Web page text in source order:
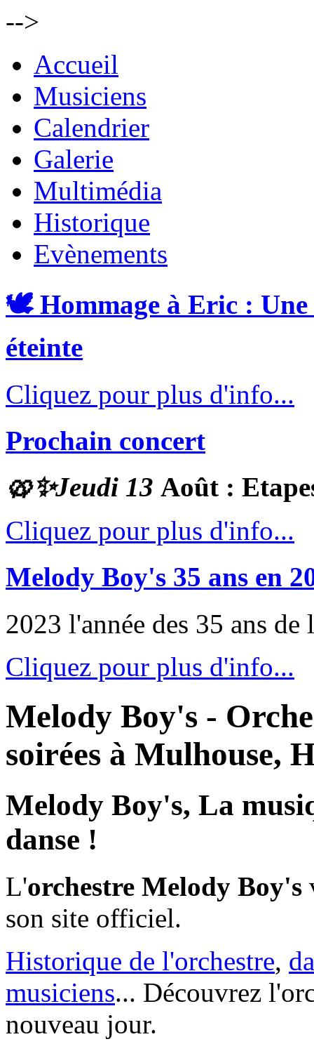
-->
Accueil
Musiciens
Calendrier
Galerie
Multimédia
Historique
Evènements
🕊️ Hommage à Eric : Une
éteinte
Cliquez pour plus d'info...
Prochain concert
🥨✨Jeudi 13 Août :
Cliquez pour plus d'info...
Melody Boy's 35 ans en
2023 l'année des 35 ans
Cliquez pour plus d'info...
Melody Boy's -
soirées à Mulhouse,
Melody Boy's, La
danse !
L'orchestre Melody Boy's
son site officiel.
Historique de l'orchestre,
musiciens... Découvrez
nouveau jour.